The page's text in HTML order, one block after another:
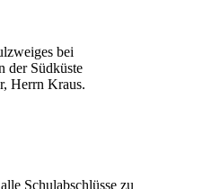
bei
der Südküste
Herrn Kraus.
Schulabschlüsse zu